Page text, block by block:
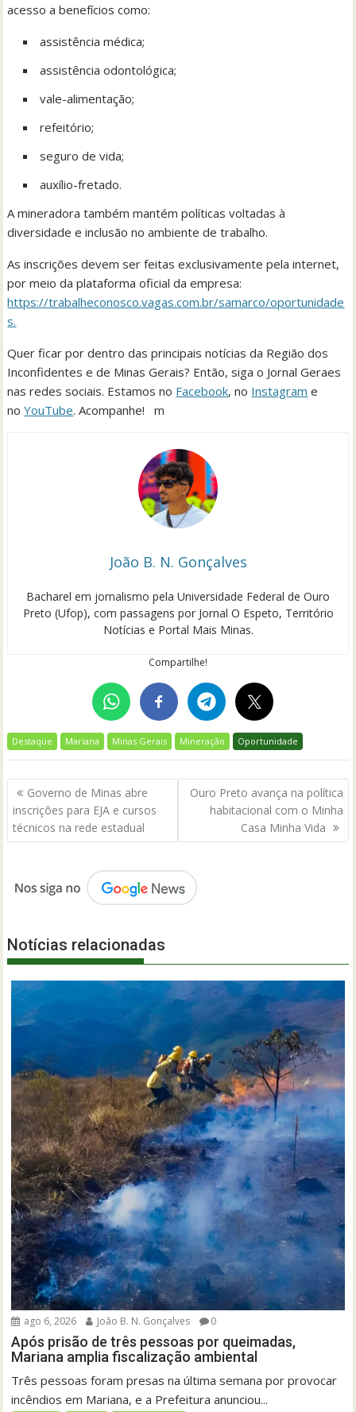
acesso a benefícios como:
assistência médica;
assistência odontológica;
vale-alimentação;
refeitório;
seguro de vida;
auxílio-fretado.
A mineradora também mantém políticas voltadas à
diversidade e inclusão no ambiente de trabalho.
As inscrições devem ser feitas exclusivamente pela internet,
por meio da plataforma oficial da empresa:
https://trabalheconosco.vagas.com.br/samarco/oportunidade
s.
Quer ficar por dentro das principais notícias da Região dos
Inconfidentes e de Minas Gerais? Então, siga o Jornal Geraes
nas redes sociais. Estamos no Facebook, no Instagram e
noYouTube. Acompanhe! m
João B. N. Gonçalves
Bacharel em jornalismo pela Universidade Federal de Ouro
Preto (Ufop), com passagens por Jornal O Espeto, Território
Notícias e Portal Mais Minas.
Compartilhe!
Destaque Mariana Minas Gerais Mineração Oportunidade
Navegação
de
Post
Governo de Minas abre
inscrições para EJA e cursos
técnicos na rede estadual
Ouro Preto avança na política
habitacional com o Minha
Casa Minha Vida
Notícias relacionadas
ago 6, 2026 João B. N. Gonçalves 0
Após prisão de três pessoas por queimadas,
Mariana amplia fiscalização ambiental
Três pessoas foram presas na última semana por provocar
incêndios em Mariana, e a Prefeitura anunciou...